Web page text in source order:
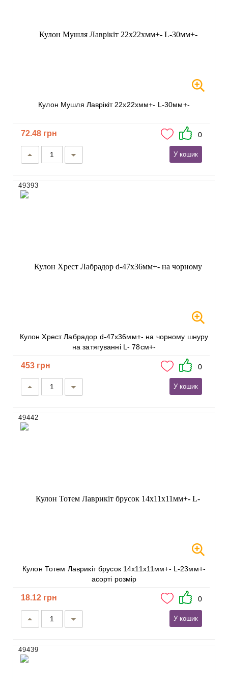
Кулон Мушля Лаврікіт 22х22хмм+- L-30мм+-
72.48 грн 0
У кошик
Кулон Хрест Лабрадор d-47х36мм+- на чорному шнуру
на затягуванні L- 78см+-
49393
453 грн 0
У кошик
Кулон Тотем Лаврикіт брусок 14х11х11мм+- L-23мм+-
асорті розмір
49442
18.12 грн 0
У кошик
49439